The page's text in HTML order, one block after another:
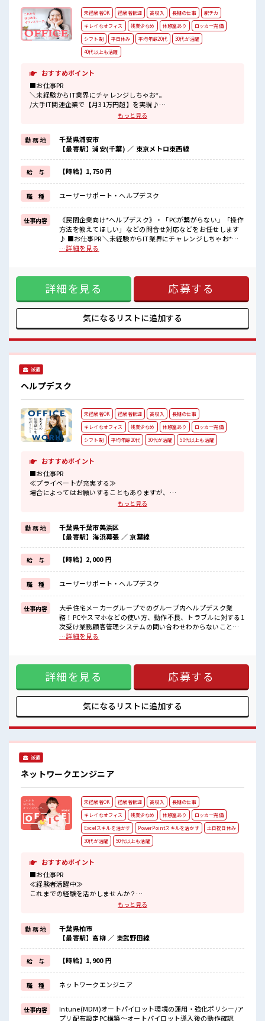
未経験者OK 経験者歓迎 高収入 長期の仕事
駅チカ
キレイなオフィス
残業少なめ 休憩室あり
ロッカー完備
シフト制
平日休み 平均年齢20代
30代が活躍
40代以上も活躍
おすすめポイント
■お仕事PR
＼未経験からIT業界にチャレンジしちゃお*。
/大手IT関連企業で【月31万円超】を実現♪
を教えてほしい！
」などの問合せ対応などをメインでお任せします〇今回の募集はな
んと…《職歴》も《スキル》も一切不問！
だから未経験から始めたスタッフさんも多数活躍中！
長期なので、
じっくりスキルを磨きたい方にもオススメですよ♪
今回は3名限定募集⇒人気枠はスグ埋まっちゃうから…今すぐエント
リーしよっ♪
■職場の雰囲気
《浦安駅から徒歩3分の好立地》ビル周辺にはコンビニ・スーパーな
どもあり、
とっても便利〇ランチも困りません♪
もっと見る
勤 務 地
千葉県浦安市
【最寄駅】浦安(千葉) ／ 東京メトロ東西線
給 与 【時給】1,750 円
職 種 ユーザーサポート・ヘルプデスク
仕事内容
《民間企業向け*ヘルプデスク》・「PCが繋がらない」「操作
方法を教えてほしい」などの問合せ対応などをお任せします
♪ ■お仕事PR ＼未経験からIT業界にチャレンジしちゃお*。 /
大手IT関連企業で【月31万円超】を実現♪ お仕事内容は、 民
任せします〇今回の募集はなんと…《職歴》も《スキル》も
一切不問！ だから未経験から始めたスタッフさんも多数活躍
中！ 長期なので、 じっくりスキルを磨きたい方にもオススメ
ですよ♪ 今回は3名限定募集⇒人気枠はスグ埋まっちゃうか
ら…今すぐエントリーしよっ♪ ■職場の雰囲気 《浦安駅から
徒歩3分の好立地》ビル周辺にはコンビニ・スーパーなどもあ
の時は日払い申請しちゃお*。 】
…詳細を見る
詳細を見る 応募する
気になるリストに追加する
派遣
ヘルプデスク
未経験者OK 経験者歓迎 高収入
長期の仕事
キレイなオフィス
残業少なめ 休憩室あり
ロッカー完備
シフト制
平均年齢20代 30代が活躍 50代以上も活躍
おすすめポイント
■お仕事PR
≪プライベートが充実する≫
場合によってはお願いすることもありますが、
新しいことにチャレンジするのは不安だけど、
しっかり働く環境が整っています！
イチからスキルUP・ステップUP目指していきましょう！
≪自分に向いている仕事が探せる≫
困った事などがあれば、
担当がしっかりサポートします！
■職場の雰囲気
≪20代の方が多数活躍中の職場≫
休憩室でホッと一息リフレッシュ！
ロッカーあり！
安心してお仕事に集中♪
残業はほとんどありません！
もっと見る
勤 務 地
千葉県千葉市美浜区
【最寄駅】海浜幕張 ／ 京葉線
給 与 【時給】2,000 円
職 種 ユーザーサポート・ヘルプデスク
仕事内容
大手住宅メーカーグループでのグループ内ヘルプデスク業
務！PCやスマホなどの使い方、動作不良、トラブルに対する1
次受け業務顧客管理システムの問い合わせわからないことは
近くのSV、社員にすぐ聞けます！ ■お仕事PR ≪プライベート
う≫ 新しいことにチャレンジするのは不安だけど、 しっかり
働く環境が整っています！ イチからスキルUP・ステップUP
目指していきましょう！ ≪自分に向いている仕事が探せる≫
困った事などがあれば、 担当がしっかりサポートします！ ■
職場の雰囲気 ≪20代の方が多数活躍中の職場≫ 休憩室でホッ
と一息リフレッシュ！ ロッカーあり！ 安心してお仕事に集中
よ！
…詳細を見る
詳細を見る 応募する
気になるリストに追加する
派遣
ネットワークエンジニア
未経験者OK 経験者歓迎 高収入
長期の仕事
キレイなオフィス
残業少なめ 休憩室あり
ロッカー完備
Excelスキルを活かす
PowerPointスキルを活かす
土日祝日休み
30代が活躍
50代以上も活躍
おすすめポイント
■お仕事PR
≪経験者活躍中≫
これまでの経験を活かしませんか？
≪自分の時間も大切≫
残業はほとんどナシ！
場合によってはお願いすることもあります♪
≪週休2日制≫
週末は家族や友人と一緒にプライベート満喫！
≪自分に合った期間で働ける≫
福利厚生が整った派遣のお仕事です！
■職場の雰囲気
仕事の合間の息抜きは休憩室で♪
ロッカーあり！
もっと見る
勤 務 地
千葉県柏市
【最寄駅】高柳 ／ 東武野田線
給 与 【時給】1,900 円
職 種 ネットワークエンジニア
仕事内容
Intune(MDM)オートパイロット環境の運用・強化ポリシー/ア
プリ配布設定PC構築～オートパイロット導入後の動作確認